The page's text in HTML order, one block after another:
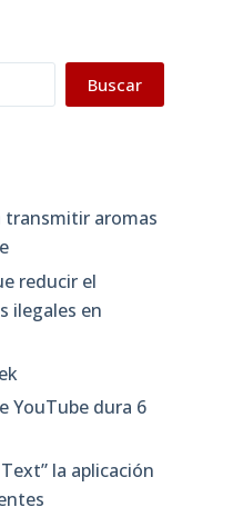
Buscar
transmitir aromas
reducir el
ilegales en
YouTube dura 6
la aplicación